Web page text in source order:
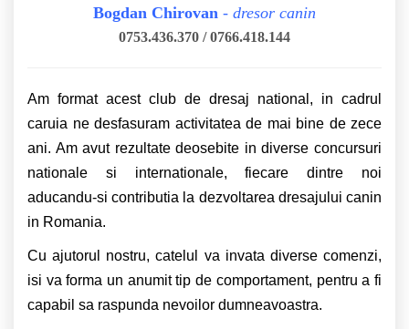
Bogdan Chirovan - dresor canin
0753.436.370 / 0766.418.144
Am format acest club de dresaj national, in cadrul
caruia ne desfasuram activitatea de mai bine de zece
ani. Am avut rezultate deosebite in diverse concursuri
nationale si internationale, fiecare dintre noi
aducandu-si contributia la dezvoltarea dresajului canin
in Romania.
Cu ajutorul nostru, catelul va invata diverse comenzi,
isi va forma un anumit tip de comportament, pentru a fi
capabil sa raspunda nevoilor dumneavoastra.